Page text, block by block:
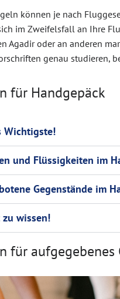
können je nach
im Zweifelsfall an Ihre
Agadir oder an anderen
genau studieren,
für Handgepäck
Wichtigste!
und Flüssigkeiten im
Gegenstände im
zu wissen!
für aufgegebenes